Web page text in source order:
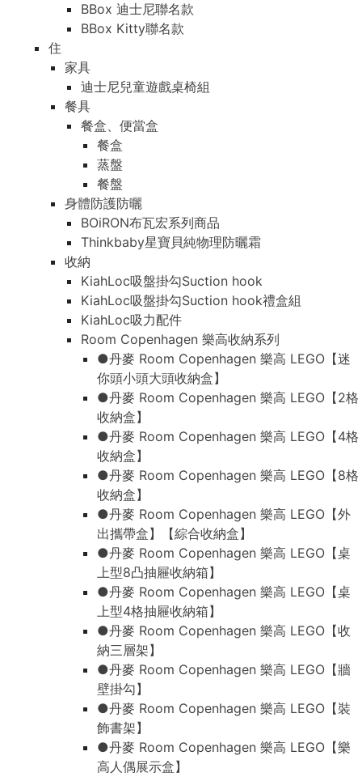
BBox 迪士尼聯名款
BBox Kitty聯名款
住
家具
迪士尼兒童遊戲桌椅組
餐具
餐盒、便當盒
餐盒
蒸盤
餐盤
身體防護防曬
BOiRON布瓦宏系列商品
Thinkbaby星寶貝純物理防曬霜
收納
KiahLoc吸盤掛勾Suction hook
KiahLoc吸盤掛勾Suction hook禮盒組
KiahLoc吸力配件
Room Copenhagen 樂高收納系列
●丹麥 Room Copenhagen 樂高 LEGO【迷
你頭小頭大頭收納盒】
●丹麥 Room Copenhagen 樂高 LEGO【2格
收納盒】
●丹麥 Room Copenhagen 樂高 LEGO【4格
收納盒】
●丹麥 Room Copenhagen 樂高 LEGO【8格
收納盒】
●丹麥 Room Copenhagen 樂高 LEGO【外
出攜帶盒】【綜合收納盒】
●丹麥 Room Copenhagen 樂高 LEGO【桌
上型8凸抽屜收納箱】
●丹麥 Room Copenhagen 樂高 LEGO【桌
上型4格抽屜收納箱】
●丹麥 Room Copenhagen 樂高 LEGO【收
納三層架】
●丹麥 Room Copenhagen 樂高 LEGO【牆
壁掛勾】
●丹麥 Room Copenhagen 樂高 LEGO【裝
飾書架】
●丹麥 Room Copenhagen 樂高 LEGO【樂
高人偶展示盒】